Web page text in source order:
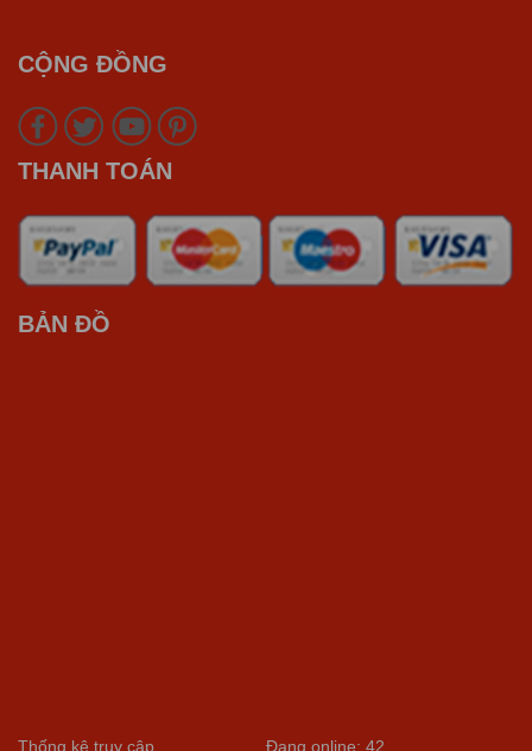
CỘNG ĐỒNG
THANH TOÁN
BẢN ĐỒ
Thống kê truy cập Đang online: 42